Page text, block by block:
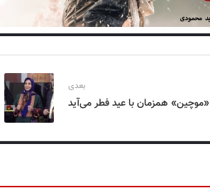
بعدی
«موچین» همزمان با عید فطر می‌آید